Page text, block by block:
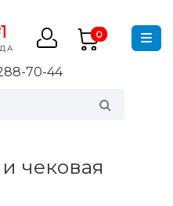
0
70-44
чековая